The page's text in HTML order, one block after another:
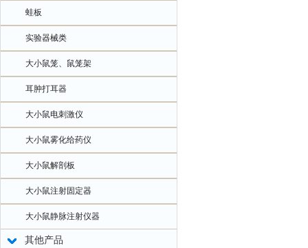
蛙板
实验器械类
大小鼠笼、鼠笼架
耳肿打耳器
大小鼠电刺激仪
大小鼠雾化给药仪
大小鼠解剖板
大小鼠注射固定器
大小鼠静脉注射仪器
其他产品